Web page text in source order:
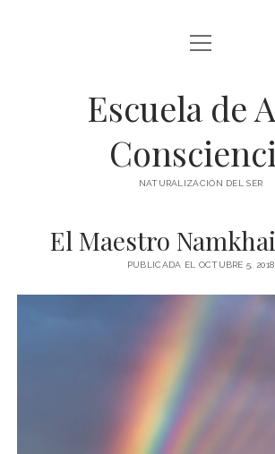
BLOG Y ARTÍCULOS
whatsapp
abrir
menú
Escuela de
NATURALIZACIÓN DEL SER
El Maestro
PUBLICADA EL OCTUBRE 5, 2018